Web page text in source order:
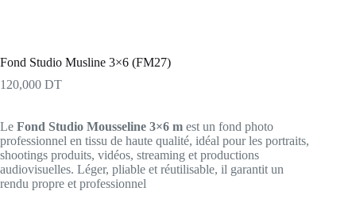
Fond Studio Musline 3×6 (FM27)
120,000 DT
Le Fond Studio Mousseline 3×6 m est un fond photo
professionnel en tissu de haute qualité, idéal pour les portraits,
shootings produits, vidéos, streaming et productions
audiovisuelles. Léger, pliable et réutilisable, il garantit un
rendu propre et professionnel